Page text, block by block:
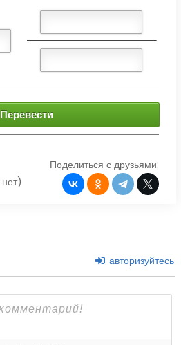
Перевести
Поделиться с друзьями:
авторизуйтесь